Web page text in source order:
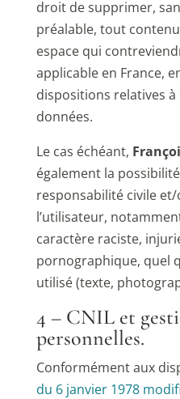
droit de supprimer,
préalable, tout
espace qui
applicable en France,
dispositions relatives
données.
Le cas échéant,
également la
responsabilité civile
l’utilisateur,
caractère raciste,
pornographique, quel
utilisé (texte,
4 – CNIL et
personnelles.
Conformément aux
du 6 janvier 1978